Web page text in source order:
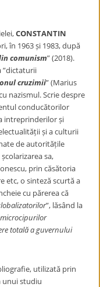
CONSTANTIN
în 1963 și 1983, după
comunism” (2018).
”dictaturii
cruzimii” (Marius
nazismul. Scrie despre
conducătorilor
intreprinderilor și
și a culturii
de autoritățile
sa,
prin căsătoria
etc, o sinteză scurtă a
cu părerea că
”, lăsând la
microcipurilor
totală a guvernului
utilizată prin
unui studiu